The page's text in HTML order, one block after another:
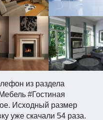
из раздела
#Гостиная
Исходный размер
уже скачали 54 раза.